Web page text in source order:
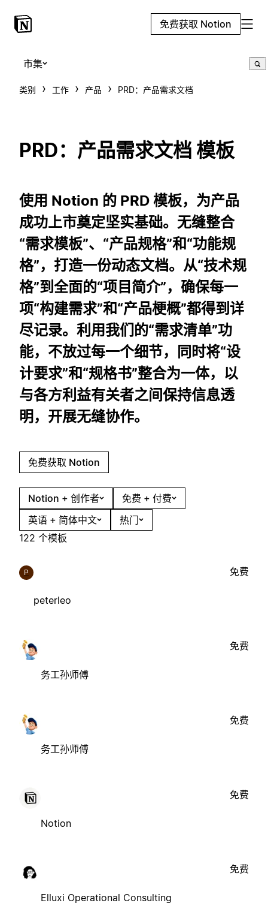
免费获取 Notion
市集
类别 工作 产品 PRD：产品需求文档
PRD：产品需求文档 模板
使用 Notion 的 PRD 模板，为产品
成功上市奠定坚实基础。无缝整合
“需求模板”、“产品规格”和“功能规
格”，打造一份动态文档。从“技术规
格”到全面的“项目简介”，确保每一
项“构建需求”和“产品梗概”都得到详
尽记录。利用我们的“需求清单”功
能，不放过每一个细节，同时将“设
计要求”和“规格书”整合为一体，以
与各方利益有关者之间保持信息透
明，开展无缝协作。
免费获取 Notion
Notion + 创作者
免费 + 付费
英语 + 简体中文
热门
122 个模板
P
peterleo
免费
务工孙师傅
免费
务工孙师傅
免费
Notion
免费
Elluxi Operational Consulting
免费